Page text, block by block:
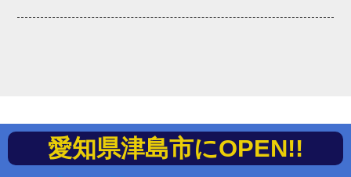
愛知県津島市にOPEN!!